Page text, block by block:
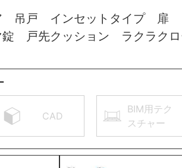
吊戸 インセットタイプ
錠 戸先クッション ラクラク
CAD
BIM用テク
スチャー